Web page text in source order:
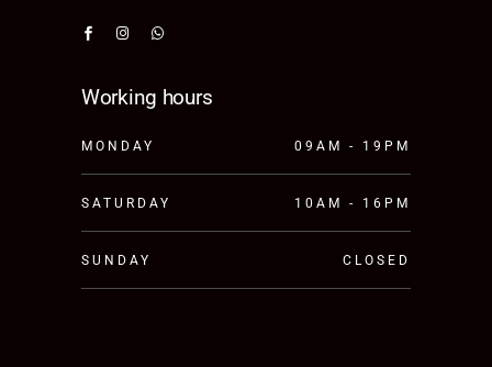
Working hours
MONDAY 09AM - 19PM
SATURDAY 10AM - 16PM
SUNDAY CLOSED